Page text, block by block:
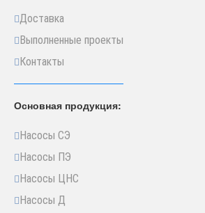
Доставка
Выполненные проекты
Контакты
Основная продукция:
Насосы СЭ
Насосы ПЭ
Насосы ЦНС
Насосы Д